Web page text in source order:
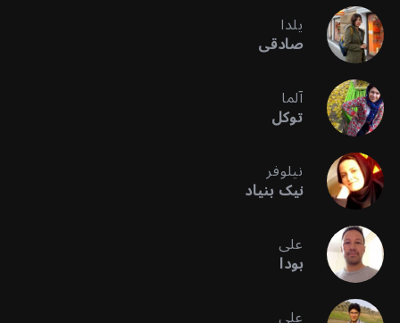
یلدا
صادقی
آلما
توکل
نیلوفر
نیک بنیاد
علی
بودا